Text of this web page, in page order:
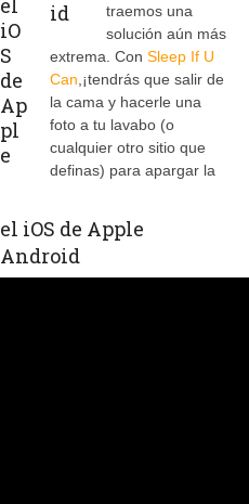
traemos una
solución aún más
extrema. Con Sleep If U
Can ,¡tendrás que salir de
la cama y hacerle una
foto a tu lavabo (o
cualquier otro sitio que
definas) para apargar la